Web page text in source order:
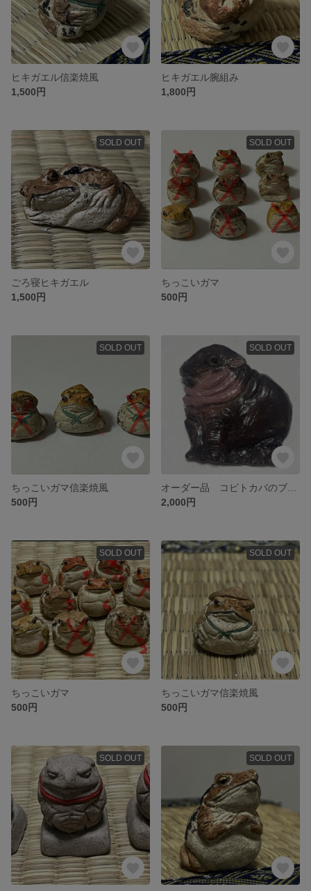
ヒキガエル信楽焼風
1,500円
ヒキガエル腕組み
1,800円
SOLD OUT
ごろ寝ヒキガエル
1,500円
SOLD OUT
ちっこいガマ
500円
SOLD OUT
ちっこいガマ信楽焼風
500円
SOLD OUT
2,000円
SOLD OUT
ちっこいガマ
500円
SOLD OUT
ちっこいガマ信楽焼風
500円
SOLD OUT SOLD OUT